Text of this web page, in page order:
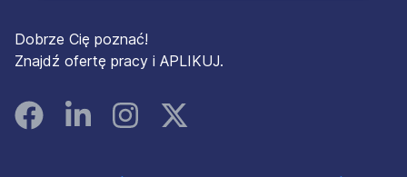
Dobrze Cię poznać!
Znajdź ofertę pracy i APLIKUJ.
FacebookLinked InInstagramInstagram